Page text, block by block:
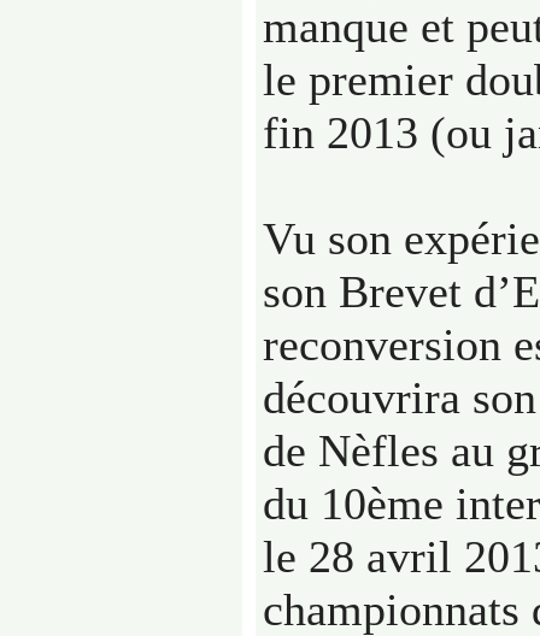
manque et
le premier
fin 2013 (ou
Vu son
son Brevet
reconversion
découvrira
de Nèfles au
du 10ème
le 28 avril
championnats